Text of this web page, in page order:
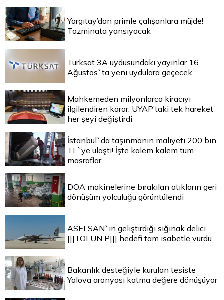
Yargıtay’dan primle çalışanlara müjde!
Tazminata yansıyacak
Türksat 3A uydusundaki yayınlar 16
Ağustos`ta yeni uydulara geçecek
Mahkemeden milyonlarca kiracıyı
ilgilendiren karar: UYAP’taki tek hareket
her şeyi değiştirdi
İstanbul`da taşınmanın maliyeti 200 bin
TL`ye ulaştı! İşte kalem kalem tüm
masraflar
DOA makinelerine bırakılan atıkların geri
dönüşüm yolculuğu görüntülendi
ASELSAN`ın geliştirdiği sığınak delici
|||TOLUN P||| hedefi tam isabetle vurdu
Bakanlık desteğiyle kurulan tesiste
Yalova aronyası katma değere dönüşüyor